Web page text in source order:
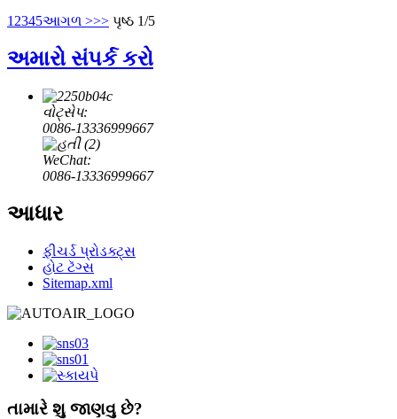
1 2345આગળ >>> પૃષ્ઠ 1/5
અમારો સંપર્ક કરો
વોટ્સેપ:
0086-13336999667
WeChat:
0086-13336999667
આધાર
ફીચર્ડ પ્રોડક્ટ્સ
હોટ ટૅગ્સ
Sitemap.xml
તામારે શુ જાણવુ છે?